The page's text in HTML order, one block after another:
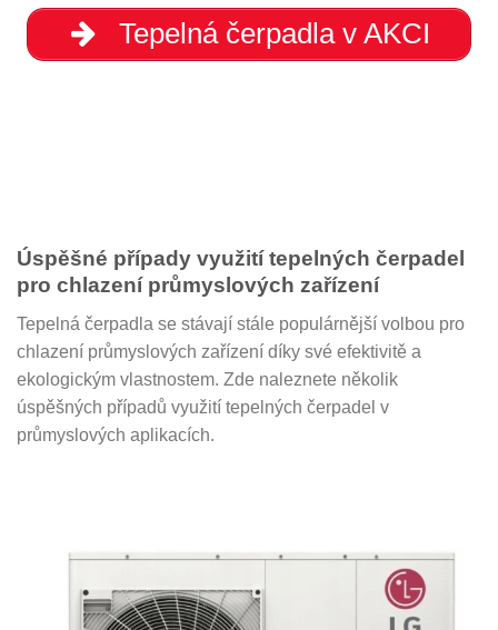
Tepelná čerpadla v AKCI
Úspěšné případy využití tepelných čerpadel
pro chlazení průmyslových zařízení
Tepelná čerpadla se stávají stále populárnější volbou pro
chlazení průmyslových zařízení díky své efektivitě a
ekologickým vlastnostem. Zde naleznete několik
úspěšných případů využití tepelných čerpadel v
průmyslových aplikacích.